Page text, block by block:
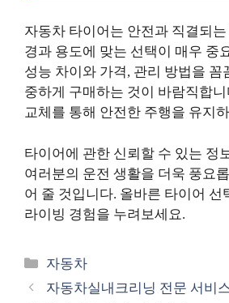
자동차 타이어는 안전과 직결되
경과 용도에 맞는 선택이 매우 중
성능 차이와 가격, 관리 방법을 꼼
중하게 구매하는 것이 바람직합
교체를 통해 안전한 주행을 유지
타이어에 관한 신뢰할 수 있는 정
여러분의 운전 생활을 더욱 풍요
어 줄 것입니다. 올바른 타이어 선
라이빙 경험을 누려보세요.
카
테
자동차
자동차실내크리닝 전문 서비